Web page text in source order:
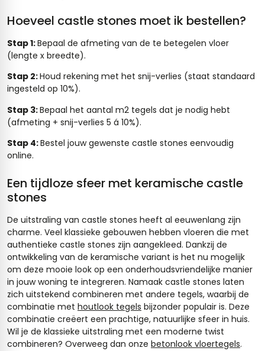
Hoeveel castle stones moet ik bestellen?
Stap 1:Bepaal de afmeting van de te betegelen vloer
(lengte x breedte).
Stap 2:Houd rekening met het snij-verlies (staat standaard
ingesteld op 10%).
Stap 3:Bepaal het aantal m2 tegels dat je nodig hebt
(afmeting + snij-verlies 5 á 10%).
Stap 4:Bestel jouw gewenste castle stones eenvoudig
online.
Een tijdloze sfeer met keramische castle
stones
De uitstraling van castle stones heeft al eeuwenlang zijn
charme. Veel klassieke gebouwen hebben vloeren die met
authentieke castle stones zijn aangekleed. Dankzij de
ontwikkeling van de keramische variant is het nu mogelijk
om deze mooie look op een onderhoudsvriendelijke manier
in jouw woning te integreren. Namaak castle stones laten
zich uitstekend combineren met andere tegels, waarbij de
combinatie met houtlook tegels bijzonder populair is. Deze
combinatie creëert een prachtige, natuurlijke sfeer in huis.
Wil je de klassieke uitstraling met een moderne twist
combineren? Overweeg dan onze betonlook vloertegels.